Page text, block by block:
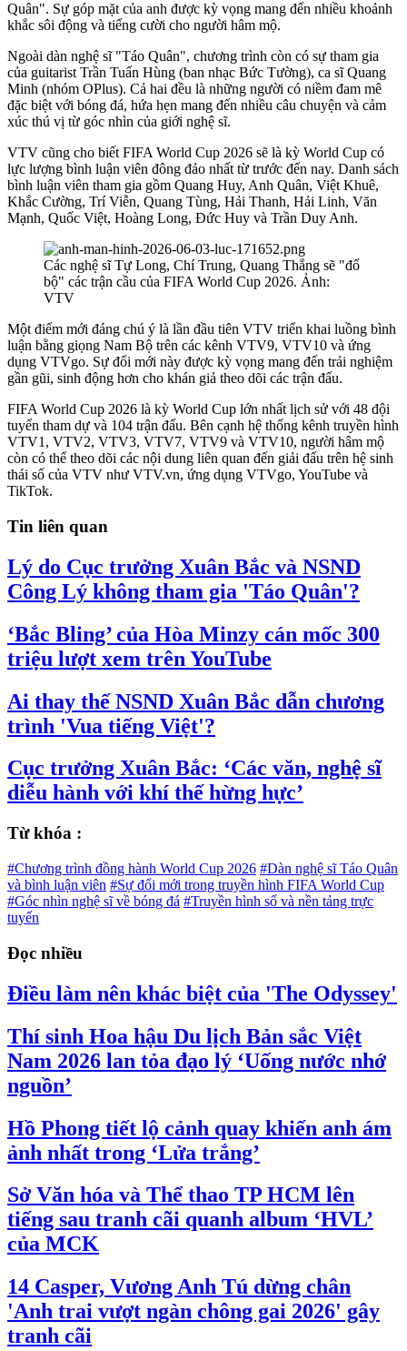
Quân". Sự góp mặt của anh được kỳ vọng mang đến nhiều khoảnh
khắc sôi động và tiếng cười cho người hâm mộ.
Ngoài dàn nghệ sĩ "Táo Quân", chương trình còn có sự tham gia
của guitarist Trần Tuấn Hùng (ban nhạc Bức Tường), ca sĩ Quang
Minh (nhóm OPlus). Cả hai đều là những người có niềm đam mê
đặc biệt với bóng đá, hứa hẹn mang đến nhiều câu chuyện và cảm
xúc thú vị từ góc nhìn của giới nghệ sĩ.
VTV cũng cho biết FIFA World Cup 2026 sẽ là kỳ World Cup có
lực lượng bình luận viên đông đảo nhất từ trước đến nay. Danh sách
bình luận viên tham gia gồm Quang Huy, Anh Quân, Việt Khuê,
Khắc Cường, Trí Viễn, Quang Tùng, Hải Thanh, Hải Linh, Văn
Mạnh, Quốc Việt, Hoàng Long, Đức Huy và Trần Duy Anh.
Các nghệ sĩ Tự Long, Chí Trung, Quang Thắng sẽ "đổ
bộ" các trận cầu của FIFA World Cup 2026. Ảnh:
VTV
Một điểm mới đáng chú ý là lần đầu tiên VTV triển khai luồng bình
luận bằng giọng Nam Bộ trên các kênh VTV9, VTV10 và ứng
dụng VTVgo. Sự đổi mới này được kỳ vọng mang đến trải nghiệm
gần gũi, sinh động hơn cho khán giả theo dõi các trận đấu.
FIFA World Cup 2026 là kỳ World Cup lớn nhất lịch sử với 48 đội
tuyển tham dự và 104 trận đấu. Bên cạnh hệ thống kênh truyền hình
VTV1, VTV2, VTV3, VTV7, VTV9 và VTV10, người hâm mộ
còn có thể theo dõi các nội dung liên quan đến giải đấu trên hệ sinh
thái số của VTV như VTV.vn, ứng dụng VTVgo, YouTube và
TikTok.
Tin liên quan
Lý do Cục trưởng Xuân Bắc và NSND
Công Lý không tham gia 'Táo Quân'?
‘Bắc Bling’ của Hòa Minzy cán mốc 300
triệu lượt xem trên YouTube
Ai thay thế NSND Xuân Bắc dẫn chương
trình 'Vua tiếng Việt'?
Cục trưởng Xuân Bắc: ‘Các văn, nghệ sĩ
diễu hành với khí thế hừng hực’
Từ khóa :
#Chương trình đồng hành World Cup 2026 #Dàn nghệ sĩ Táo Quân
và bình luận viên #Sự đổi mới trong truyền hình FIFA World Cup
#Góc nhìn nghệ sĩ về bóng đá #Truyền hình số và nền tảng trực
tuyến
Đọc nhiều
Điều làm nên khác biệt của 'The Odyssey'
Thí sinh Hoa hậu Du lịch Bản sắc Việt
Nam 2026 lan tỏa đạo lý ‘Uống nước nhớ
nguồn’
Hồ Phong tiết lộ cảnh quay khiến anh ám
ảnh nhất trong ‘Lửa trắng’
Sở Văn hóa và Thể thao TP HCM lên
tiếng sau tranh cãi quanh album ‘HVL’
của MCK
14 Casper, Vương Anh Tú dừng chân
'Anh trai vượt ngàn chông gai 2026' gây
tranh cãi